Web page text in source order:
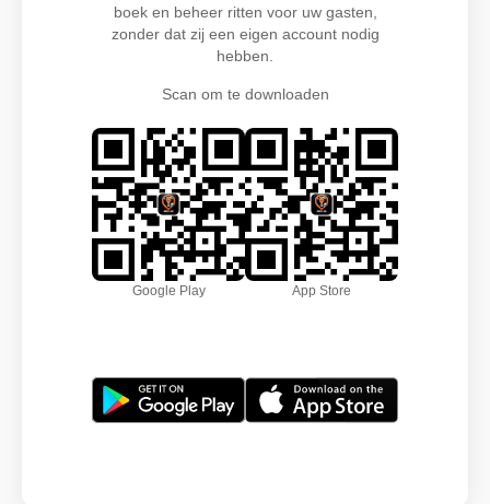
boek en beheer ritten voor uw gasten,
zonder dat zij een eigen account nodig
hebben.
Scan om te downloaden
Google Play App Store